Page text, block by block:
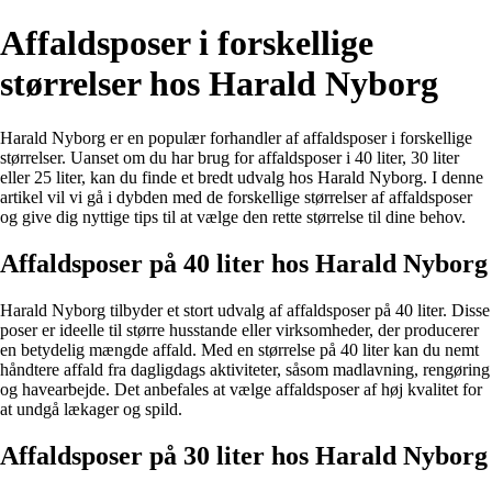
Affaldsposer i forskellige
størrelser hos Harald Nyborg
Harald Nyborg er en populær forhandler af affaldsposer i forskellige
størrelser. Uanset om du har brug for affaldsposer i 40 liter, 30 liter
eller 25 liter, kan du finde et bredt udvalg hos Harald Nyborg. I denne
artikel vil vi gå i dybden med de forskellige størrelser af affaldsposer
og give dig nyttige tips til at vælge den rette størrelse til dine behov.
Affaldsposer på 40 liter hos Harald Nyborg
Harald Nyborg tilbyder et stort udvalg af affaldsposer på 40 liter. Disse
poser er ideelle til større husstande eller virksomheder, der producerer
en betydelig mængde affald. Med en størrelse på 40 liter kan du nemt
håndtere affald fra dagligdags aktiviteter, såsom madlavning, rengøring
og havearbejde. Det anbefales at vælge affaldsposer af høj kvalitet for
at undgå lækager og spild.
Affaldsposer på 30 liter hos Harald Nyborg